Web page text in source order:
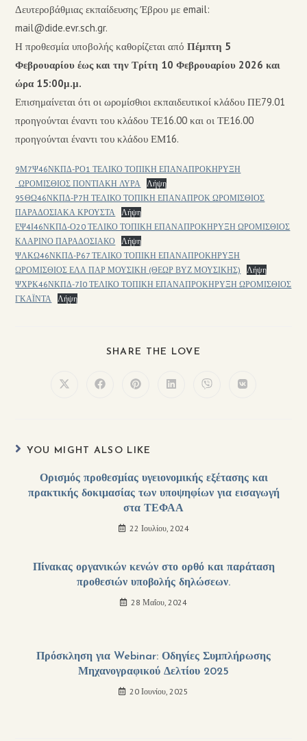
Δευτεροβάθμιας εκπαίδευσης Έβρου με email:
mail@dide.evr.sch.gr.
Η προθεσμία υποβολής καθορίζεται απόΠέμπτη 5
Φεβρουαρίου έως και την Τρίτη 10 Φεβρουαρίου 2026 και
ώρα 15:00μ.μ.
Επισημαίνεται ότι οι ωρομίσθιοι εκπαιδευτικοί κλάδου ΠΕ79.01
προηγούνται έναντι του κλάδου ΤΕ16.00 και οι ΤΕ16.00
προηγούνται έναντι του κλάδου ΕΜ16.
9Μ7Ψ46ΝΚΠΔ-ΡΟ1 ΤΕΛΙΚΟ ΤΟΠΙΚΗ ΕΠΑΝΑΠΡΟΚΗΡΥΞΗ
_ΩΡΟΜΙΣΘΙΟΣ ΠΟΝΤΙΑΚΗ ΛΥΡΑ
Λήψη
95ΘΩ46ΝΚΠΔ-Ρ7Η ΤΕΛΙΚΟ ΤΟΠΙΚΗ ΕΠΑΝΑΠΡΟΚ ΩΡΟΜΙΣΘΙΟΣ
ΠΑΡΑΔΟΣΙΑΚΑ ΚΡΟΥΣΤΑ
Λήψη
ΕΨ4Ι46ΝΚΠΔ-Ο20 ΤΕΛΙΚΟ ΤΟΠΙΚΗ ΕΠΑΝΑΠΡΟΚΗΡΥΞΗ ΩΡΟΜΙΣΘΙΟΣ
ΚΛΑΡΙΝΟ ΠΑΡΑΔΟΣΙΑΚΟ
Λήψη
ΨΛΚΩ46ΝΚΠΔ-Ρ67 ΤΕΛΙΚΟ ΤΟΠΙΚΗ ΕΠΑΝΑΠΡΟΚΗΡΥΞΗ
ΩΡΟΜΙΣΘΙΟΣ ΕΛΛ ΠΑΡ ΜΟΥΣΙΚΗ (ΘΕΩΡ ΒΥΖ ΜΟΥΣΙΚΗΣ)
Λήψη
ΨΧΡΚ46ΝΚΠΔ-7Ι0 ΤΕΛΙΚΟ ΤΟΠΙΚΗ ΕΠΑΝΑΠΡΟΚΗΡΥΞΗ ΩΡΟΜΙΣΘΙΟΣ
ΓΚΑΪΝΤΑ
Λήψη
SHARE THE LOVE
YOU MIGHT ALSO LIKE
Ορισμός προθεσμίας υγειονομικής εξέτασης και
πρακτικής δοκιμασίας των υποψηφίων για εισαγωγή
στα ΤΕΦΑΑ
22 Ιουλίου, 2024
Πίνακας οργανικών κενών στο ορθό και παράταση
προθεσιών υποβολής δηλώσεων.
28 Μαΐου, 2024
Πρόσκληση για Webinar: Οδηγίες Συμπλήρωσης
Μηχανογραφικού Δελτίου 2025
20 Ιουνίου, 2025